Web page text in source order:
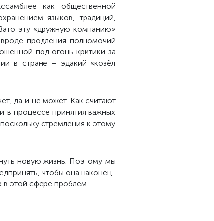
как общественной
языков, традиций,
эту «дружную компанию»
продления полномочий
под огонь критики за
в стране – эдакий «козёл
да и не может. Как считают
в процессе принятия важных
стремления к этому
новую жизнь. Поэтому мы
чтобы она наконец-
в этой сфере проблем.